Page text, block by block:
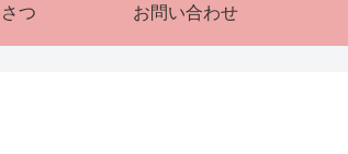
つ お問い合わせ